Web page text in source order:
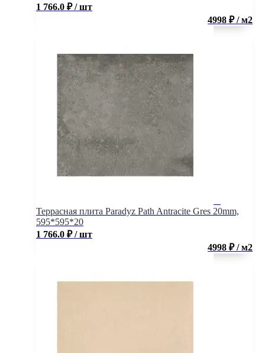
1 766.0 ₽ / шт
4998 ₽ / м2
Террасная плита Paradyz Path Antracite Gres 20mm,
595*595*20
1 766.0 ₽ / шт
4998 ₽ / м2